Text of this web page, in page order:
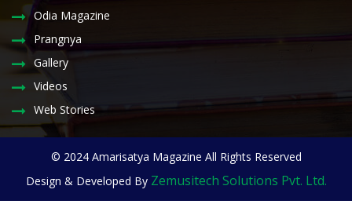
Odia Magazine
Prangnya
Gallery
Videos
Web Stories
© 2024 Amarisatya Magazine All Rights Reserved
Design & Developed By Zemusitech Solutions Pvt. Ltd.